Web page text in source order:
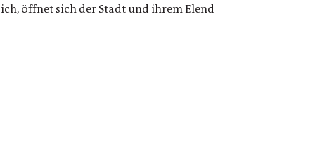
öffnet sich der Stadt und ihrem Elend